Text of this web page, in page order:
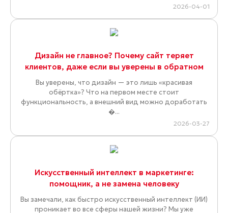
2026-04-01
Дизайн не главное? Почему сайт теряет
клиентов, даже если вы уверены в обратном
Вы уверены, что дизайн — это лишь «красивая
обёртка»? Что на первом месте стоит
функциональность, а внешний вид можно доработать
�...
2026-03-27
Искусственный интеллект в маркетинге:
помощник, а не замена человеку
Вы замечали, как быстро искусственный интеллект (ИИ)
проникает во все сферы нашей жизни? Мы уже